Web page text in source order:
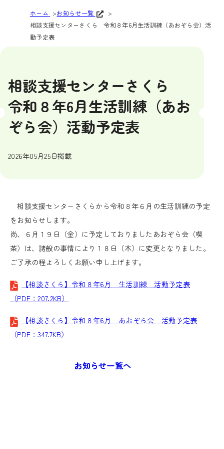
ホーム
お知らせ一覧
相談支援センターさくら 令和８年6月生活訓練（あおぞら会）活
動予定表
相談支援センターさくら
令和８年6月生活訓練（あお
ぞら会）活動予定表
2026年05月25日掲載
相談支援センターさくらから令和８年６月の生活訓練の予定
をお知らせします。
尚、６月１９日（金）に予定しておりましたあおぞら会（喫
茶）は、諸般の事情により１８日（木）に変更となりました。
ご了承の程よろしくお願い申し上げます。
【相談さくら】令和８年6月 生活訓練 活動予定表
（PDF：207.2KB）
【相談さくら】令和８年6月 あおぞら会 活動予定表
（PDF：347.7KB）
お知らせ一覧へ